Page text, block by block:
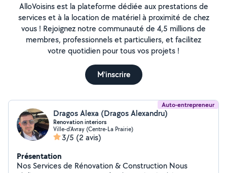
AlloVoisins est la plateforme dédiée aux prestations de
services et à la location de matériel à proximité de chez
vous ! Rejoignez notre communauté de 4,5 millions de
membres, professionnels et particuliers, et facilitez
votre quotidien pour tous vos projets !
M'inscrire
Auto-entrepreneur
Dragos Alexa (Dragos Alexandru)
Renovation interiors
Ville-d'Avray (Centre-La Prairie)
3/5 (2 avis)
Présentation
Nos Services de Rénovation & Construction Nous